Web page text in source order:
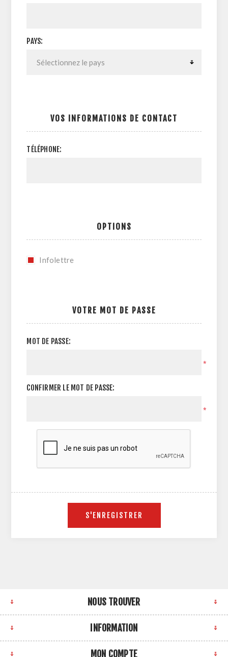
PAYS:
VOS INFORMATIONS DE CONTACT
TÉLÉPHONE:
OPTIONS
Infolettre
VOTRE MOT DE PASSE
MOT DE PASSE:
*
CONFIRMER LE MOT DE PASSE:
*
NOUS TROUVER
INFORMATION
MON COMPTE